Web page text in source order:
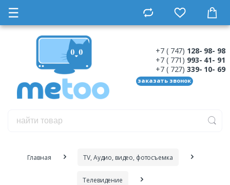
☰
+7 ( 747) 128- 98- 98
+7 ( 771) 993- 41- 91
+7 ( 727) 339- 10- 69
заказать звонок
Главная ТV, Аудио, видео, фотосъемка
Телевидение